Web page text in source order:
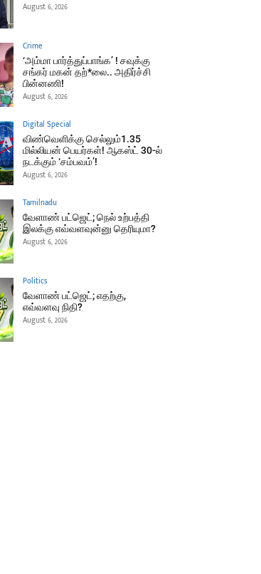
August 6, 2026
Crime
‘அம்மா பார்த்துப்பாங்க’ ! சவுக்கு
சங்கர் மகன் தற்*லை.. அதிர்ச்சி
பின்னணி!
August 6, 2026
Digital Special
விண்வெளிக்கு செல்லும்1.35
மில்லியன் பெயர்கள்! ஆகஸ்ட் 30-ல்
நடக்கும் ‘சம்பவம்’!
August 6, 2026
Tamilnadu
வேளாண் பட்ஜெட்; நெல் உற்பத்தி
இலக்கு எவ்வளவுன்னு தெரியுமா?
August 6, 2026
Politics
வேளாண் பட்ஜெட்; எதற்கு,
எவ்வளவு நிதி?
August 6, 2026